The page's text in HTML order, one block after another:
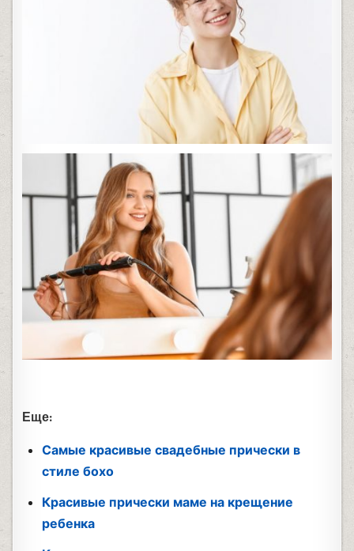
Еще:
Самые красивые свадебные прически в
стиле бохо
Красивые прически маме на крещение
ребенка